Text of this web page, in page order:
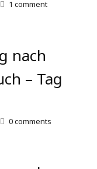
1 comment
nach
– Tag
0comments